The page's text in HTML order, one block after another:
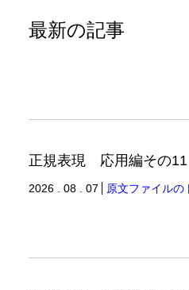
最新の記事
正規表現 応用編その
2026 . 08 . 07 原文ファイルの